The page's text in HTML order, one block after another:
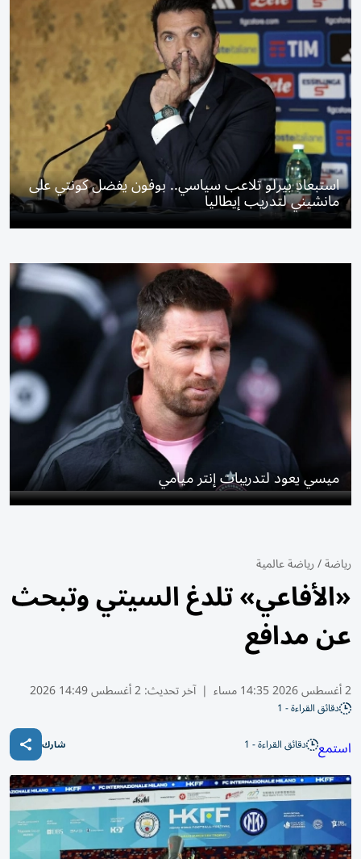
استبعاد بيرلو تلاعب سياسي.. بوفون يفضل كونتي على
مانشيني لتدريب إيطاليا
ميسي يعود لتدريبات إنتر ميامي
رياضة/رياضة عالمية
«الأفاعي» تلدغ السيتي وتبحث
عن مدافع
2 أغسطس 2026 14:35 مساء | آخر تحديث:2 أغسطس 14:49 2026
دقائق القراءة - 1
استمع دقائق القراءة - 1 شارك